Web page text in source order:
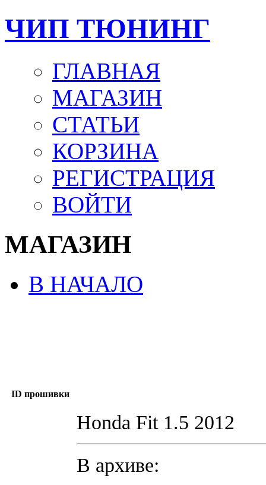
ЧИП ТЮНИНГ
ГЛАВНАЯ
МАГАЗИН
СТАТЬИ
КОРЗИНА
РЕГИСТРАЦИЯ
ВОЙТИ
МАГАЗИН
В НАЧАЛО
ID прошивки
Honda Fit 1.5 2012
В архиве: